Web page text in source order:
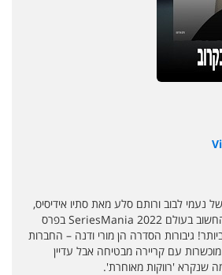
של נעמי לבוב ורותם סלע מאת סתיו אידיסיס,
זוכת פסטיבל הטלוויזיה החשוב בעולם SeriesMania 2022 בפרס
גיבורות הסדרה הן מורי ודנה – החברות
עם קריירה מבטיחה אבל עדיין
שנקרא 'רווקות מאוחרת'.